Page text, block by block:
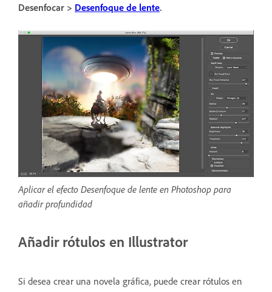
Desenfocar > Desenfoque de lente.
Aplicar el efecto Desenfoque de lente en Photoshop para
añadir profundidad
Añadir rótulos en Illustrator
Si desea crear una novela gráfica, puede crear rótulos en